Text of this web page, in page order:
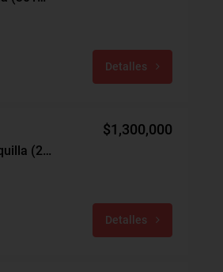
Detalles
Local Arriendo, Altos De Riomar, Barranquilla (29809)
$1,300,000
Detalles